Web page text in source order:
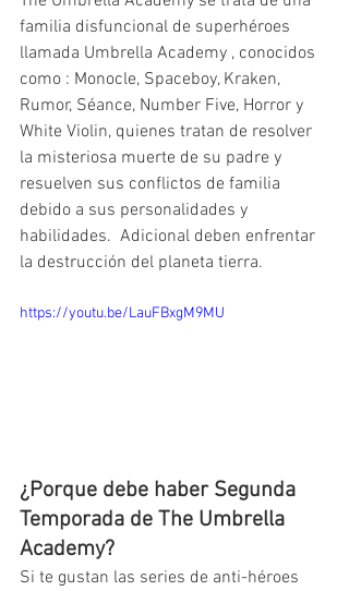
familia disfuncional de superhéroes
llamada Umbrella Academy , conocidos
como : Monocle, Spaceboy, Kraken,
Rumor, Séance, Number Five, Horror y
White Violin, quienes tratan de resolver
la misteriosa muerte de su padre y
resuelven sus conflictos de familia
debido a sus personalidades y
habilidades.  Adicional deben enfrentar
la destrucción del planeta tierra.
https://youtu.be/LauFBxgM9MU
¿Porque debe haber Segunda
Temporada de The Umbrella
Academy?
Si te gustan las series de anti-héroes